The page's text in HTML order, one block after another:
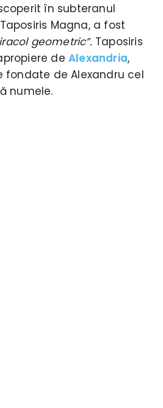
în subteranul
Magna, a fost
geometric”. Taposiris
de Alexandria,
fondate de Alexandru cel
numele.